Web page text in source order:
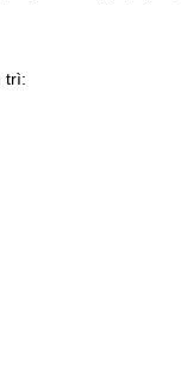
trì: